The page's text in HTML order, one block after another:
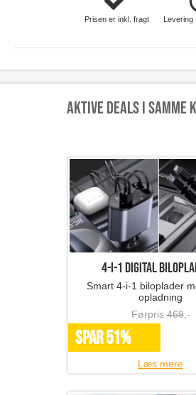
Prisen er inkl. fragt
Aktive deals i samme
4-i-1 digital
Smart 4-i-1 biloplader
opladning
Førpris469,-
SPAR 51%
Læs mere